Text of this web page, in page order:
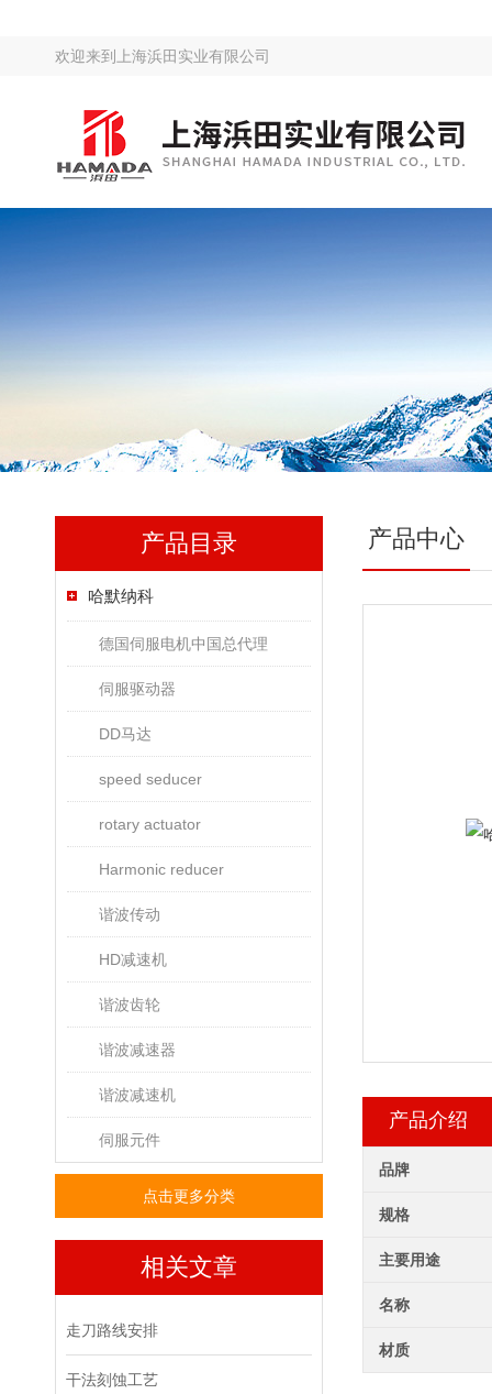
欢迎来到 上海浜田实业有限公司
产品目录
哈默纳科
德国伺服电机中国总代理
伺服驱动器
DD马达
speed seducer
rotary actuator
Harmonic reducer
谐波传动
HD减速机
谐波齿轮
谐波减速器
谐波减速机
伺服元件
点击更多分类
相关文章
走刀路线安排
干法刻蚀工艺
产品中心
产品介绍
品牌
规格
主要用途
名称
材质